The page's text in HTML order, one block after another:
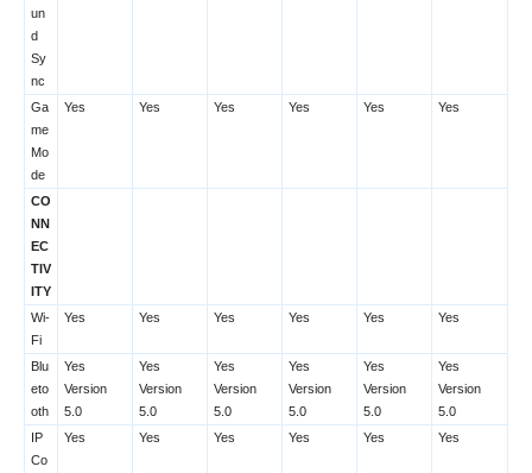
un
d
Sy
nc
Ga
me
Mo
de
Yes Yes Yes Yes Yes Yes
CO
NN
EC
TIV
ITY
Wi-
Fi
Yes Yes Yes Yes Yes Yes
Blu
eto
oth
Yes
Version
5.0
Yes
Version
5.0
Yes
Version
5.0
Yes
Version
5.0
Yes
Version
5.0
Yes
Version
5.0
IP
Co
Yes Yes Yes Yes Yes Yes